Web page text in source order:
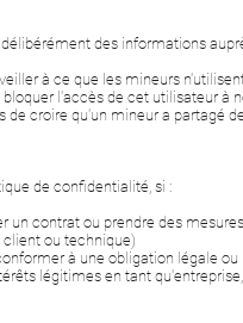
des informations
à ce que les mineurs
l'accès de cet utilisateur à
croire qu'un mineur a partagé
de confidentialité, si :
contrat ou prendre des
client ou technique)
à une obligation légale
légitimes en tant